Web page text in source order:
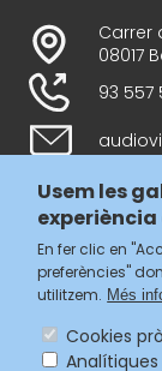
Carrer
08017
93 557
Usem les
En fer clic en
preferències"
utilitzem. Més
Cookies
Analítiques